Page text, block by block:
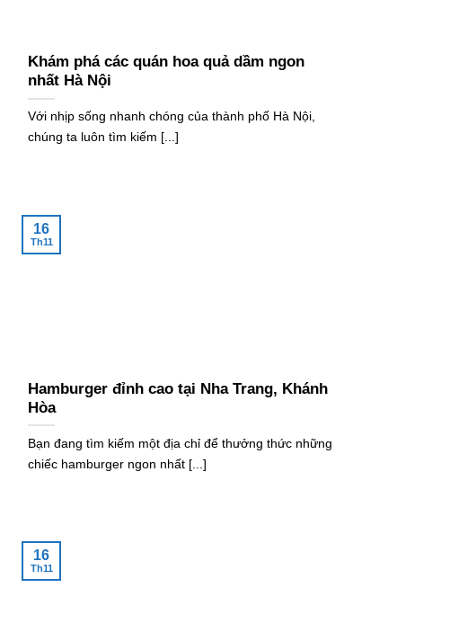
Khám phá các quán hoa quả dầm ngon
nhất Hà Nội
Với nhịp sống nhanh chóng của thành phố Hà Nội,
chúng ta luôn tìm kiếm [...]
Hamburger đỉnh cao tại Nha Trang, Khánh
Hòa
Bạn đang tìm kiếm một địa chỉ để thưởng thức những
chiếc hamburger ngon nhất [...]
16
Th11
16
Th11